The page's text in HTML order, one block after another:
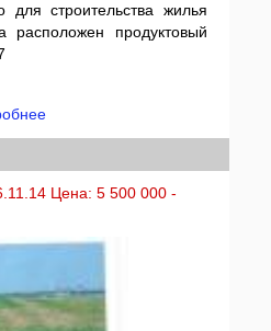
для строительства жилья
расположен продуктовый
Цена: 5 500 000 -